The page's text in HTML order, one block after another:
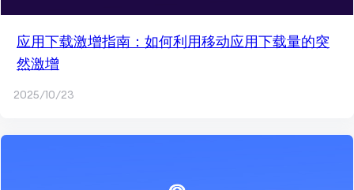
应用下载激增指南：如何利用移动应用下载量的突
然激增
2025/10/23